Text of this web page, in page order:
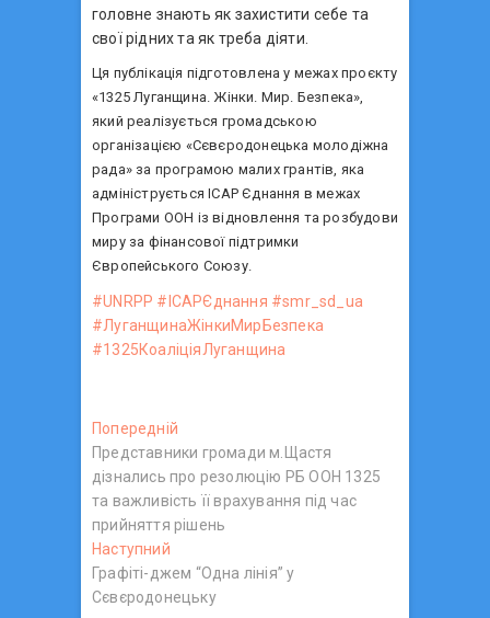
головне знають як захистити себе та
свої рідних та як треба діяти.
Ця публікація підготовлена у межах проєкту
«1325 Луганщина. Жінки. Мир. Безпека»,
який реалізується громадською
організацією «Сєвєродонецька молодіжна
рада» за програмою малих грантів, яка
адмініструється ІСАР Єднання в межах
Програми ООН із відновлення та розбудови
миру за фінансової підтримки
Європейського Союзу.
#UNRPP #ІСАРЄднання #smr_sd_ua
#ЛуганщинаЖінкиМирБезпека
#1325КоаліціяЛуганщина
Н
а
в
і
г
а
Попередній
о
п
е
р
д
н
Представники громади м.Щастя
дізнались про резолюцію РБ ООН 1325
та важливість її врахування під час
прийняття рішень
Наступний
а
с
Графіті-джем “Одна лінія” у
Сєвєродонецьку